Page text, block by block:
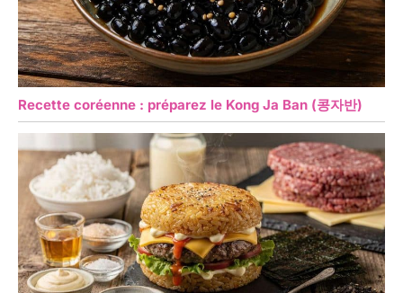
Recette coréenne : préparez le Kong Ja Ban (콩자반)